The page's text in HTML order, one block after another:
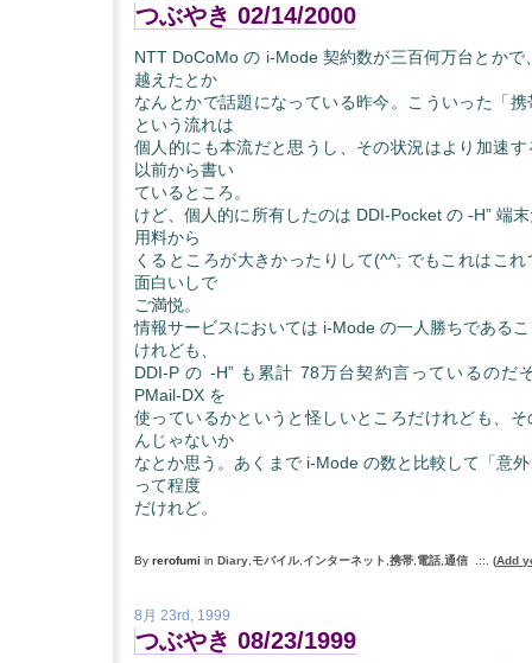
つぶやき 02/14/2000
NTT DoCoMo の i-Mode 契約数が三百何万台とかで
越えたとか
なんとかで話題になっている昨今。こういった「
という流れは
個人的にも本流だと思うし、その状況はより加速
以前から書い
ているところ。
けど、個人的に所有したのは DDI-Pocket の -H” 端
用料から
くるところが大きかったりして(^^; でもこれはこ
面白いしで
ご満悦。
情報サービスにおいては i-Mode の一人勝ちである
けれども、
DDI-P の -H” も累計 78万台契約言っているのだ
PMail-DX を
使っているかというと怪しいところだけれども、
んじゃないか
なとか思う。あくまで i-Mode の数と比較して「意
って程度
だけれど。
By rerofumi in Diary モバイル, インターネット 携帯 電話 通信 .::. (Add
8月 23rd, 1999
つぶやき 08/23/1999